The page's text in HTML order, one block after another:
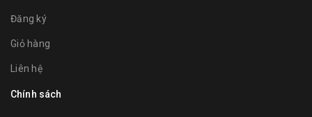
Đăng ký
Giỏ hàng
Liên hệ
Chính sách